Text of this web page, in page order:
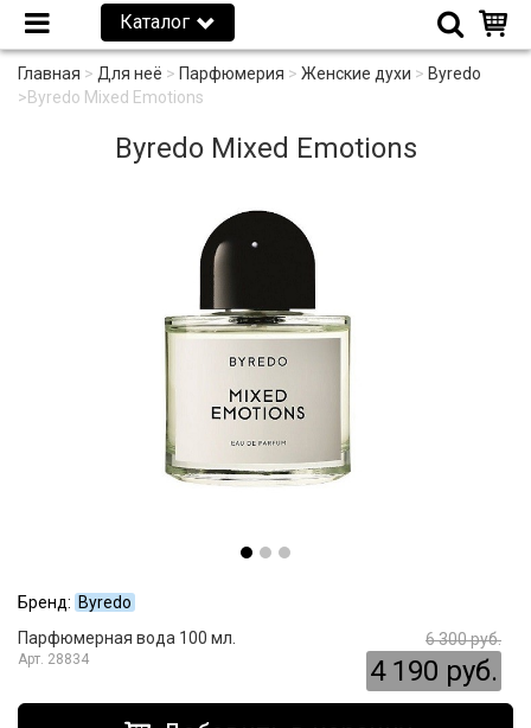
Каталог
Главная > Для неё > Парфюмерия > Женские духи > Byredo
>Byredo Mixed Emotions
Byredo Mixed Emotions
Бренд: Byredo
Парфюмерная вода 100 мл.
28834
6 300 руб.
4 190 руб.